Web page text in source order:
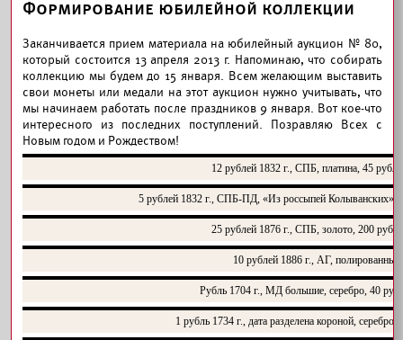
Формирование юбилейной коллекции
Заканчивается прием материала на юбилейный аукцион № 80,
который состоится 13 апреля 2013 г. Напоминаю, что собирать
коллекцию мы будем до 15 января. Всем желающим выставить
свои монеты или медали на этот аукцион нужно учитывать, что
мы начинаем работать после праздников 9 января. Вот кое-что
интересного из последних поступлений. Позравляю Всех с
Новым годом и Рождеством!
12 рублей 1832 г., СПБ, платина, 45
5 рублей 1832 г., СПБ-ПД, «Из россыпей Колыванских»,
25 рублей 1876 г., СПБ, золото, 200
10 рублей 1886 г., АГ,
Рубль 1704 г., МД большие, серебро, 40
1 рубль 1734 г., дата разделена короной,